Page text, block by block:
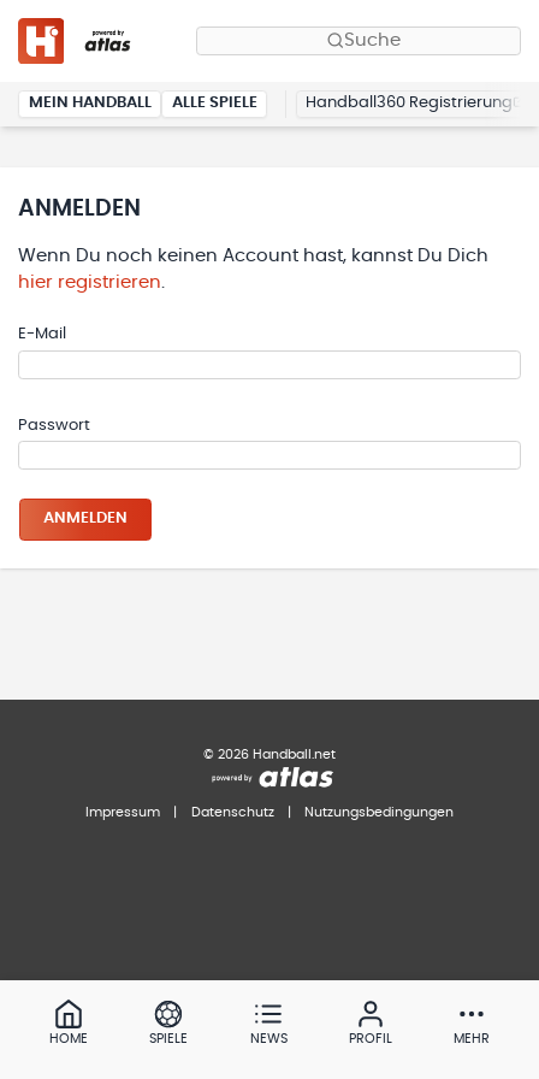
Suche
MEIN HANDBALL ALLE SPIELE Handball360 Registrierung
ANMELDEN
Wenn Du noch keinen Account hast, kannst Du Dich
hier registrieren.
E-Mail
Passwort
ANMELDEN
© 2026 Handball.net
Impressum Datenschutz Nutzungsbedingungen
HOME SPIELE NEWS PROFIL MEHR